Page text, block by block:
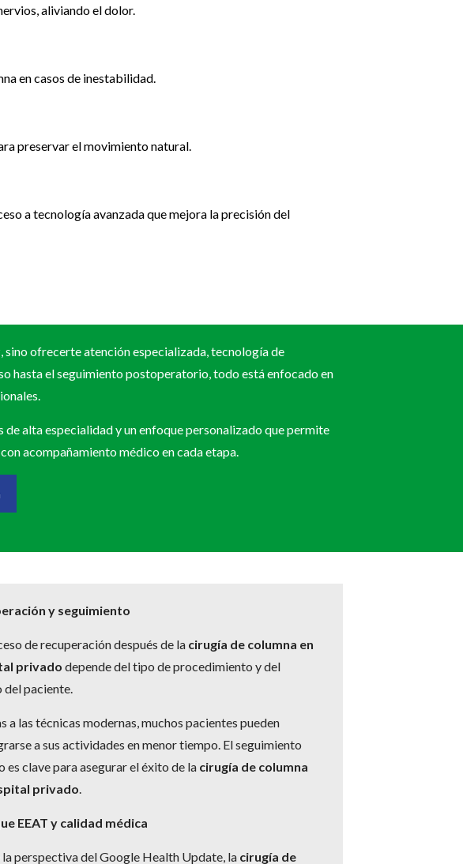
aliviando el dolor.
en casos de inestabilidad.
preservar el movimiento natural.
a tecnología avanzada que mejora la precisión del
ofrecerte atención especializada, tecnología de
hasta el seguimiento postoperatorio, todo está enfocado en
alta especialidad y un enfoque personalizado que permite
acompañamiento médico en cada etapa.
y seguimiento
de recuperación después de la cirugía de columna en
privado depende del tipo de procedimiento y del
del paciente.
a las técnicas modernas, muchos pacientes pueden
a sus actividades en menor tiempo. El seguimiento
es clave para asegurar el éxito de la cirugía de columna
privado.
EEAT y calidad médica
la perspectiva del Google Health Update, la cirugía de